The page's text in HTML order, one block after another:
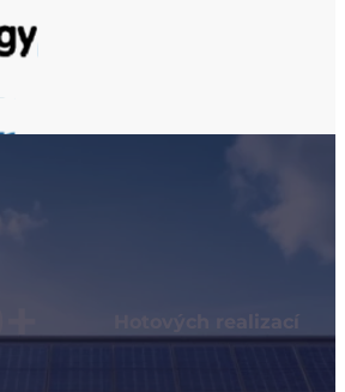
Hotových realizací